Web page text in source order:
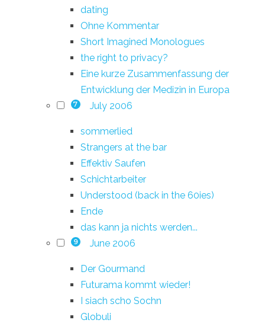
dating
Ohne Kommentar
Short Imagined Monologues
the right to privacy?
Eine kurze Zusammenfassung der
Entwicklung der Medizin in Europa
7 July 2006
sommerlied
Strangers at the bar
Effektiv Saufen
Schichtarbeiter
Understood (back in the 60ies)
Ende
das kann ja nichts werden...
9 June 2006
Der Gourmand
Futurama kommt wieder!
I siach scho Sochn
Globuli